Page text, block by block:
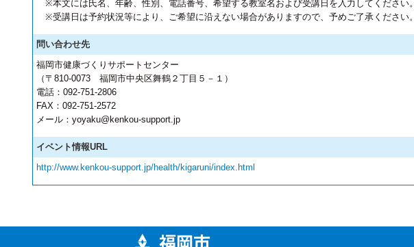
※本文には氏名、年齢、性別、電話番号、希望する教室名および受講日を入力してください。
※受講日は予約状況等により、ご希望に沿えない場合がありますので、予めご了承ください。
問い合わせ先
福岡市健康づくりサポートセンター
（〒810-0073 福岡市中央区舞鶴２丁目５－１）
電話：092-751-2806
FAX：092-751-2572
メール：yoyaku@kenkou-support.jp
イベント情報URL
http://www.kenkou-support.jp/health/kigaruni/index.html